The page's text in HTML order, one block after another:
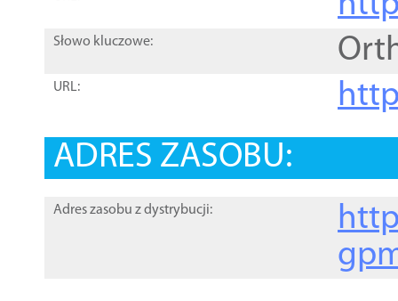
Słowo kluczowe:
URL:
ADRES ZASOBU:
Adres zasobu z dystrybucji: